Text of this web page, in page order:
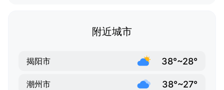
附近城市
揭阳市 38°~28°
潮州市 38°~27°